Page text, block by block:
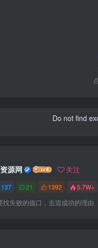
Do not find
源网 关注
137 21 1392 5.7W+
找失败的借口，去追成功的理由